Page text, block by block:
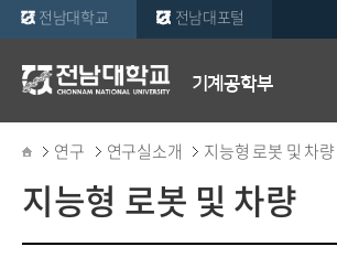
전남대학교 전남대포털
기계공학부
연구 연구실소개 지능형 로봇 및 차량
지능형 로봇 및 차량